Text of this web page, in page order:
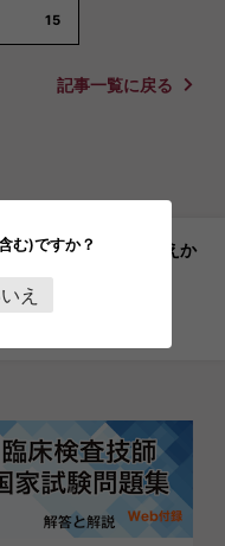
15
記事一覧に戻る
基づく臨床試験の考えか
む)ですか？
え